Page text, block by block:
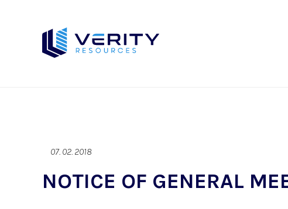
07. 02. 2018
NOTICE OF GENERAL